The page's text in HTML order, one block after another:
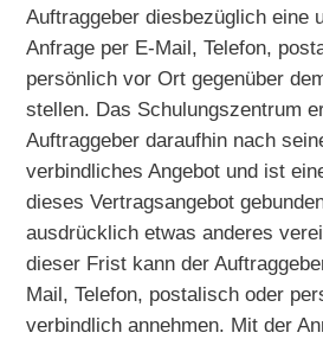
Auftraggeber diesbezüglich eine
Anfrage per E-Mail, Telefon,
persönlich vor Ort gegenüber
stellen. Das Schulungszentrum
Auftraggeber daraufhin nach
verbindliches Angebot und ist
dieses Vertragsangebot
ausdrücklich etwas anderes
dieser Frist kann der
Mail, Telefon, postalisch oder
verbindlich annehmen. Mit der